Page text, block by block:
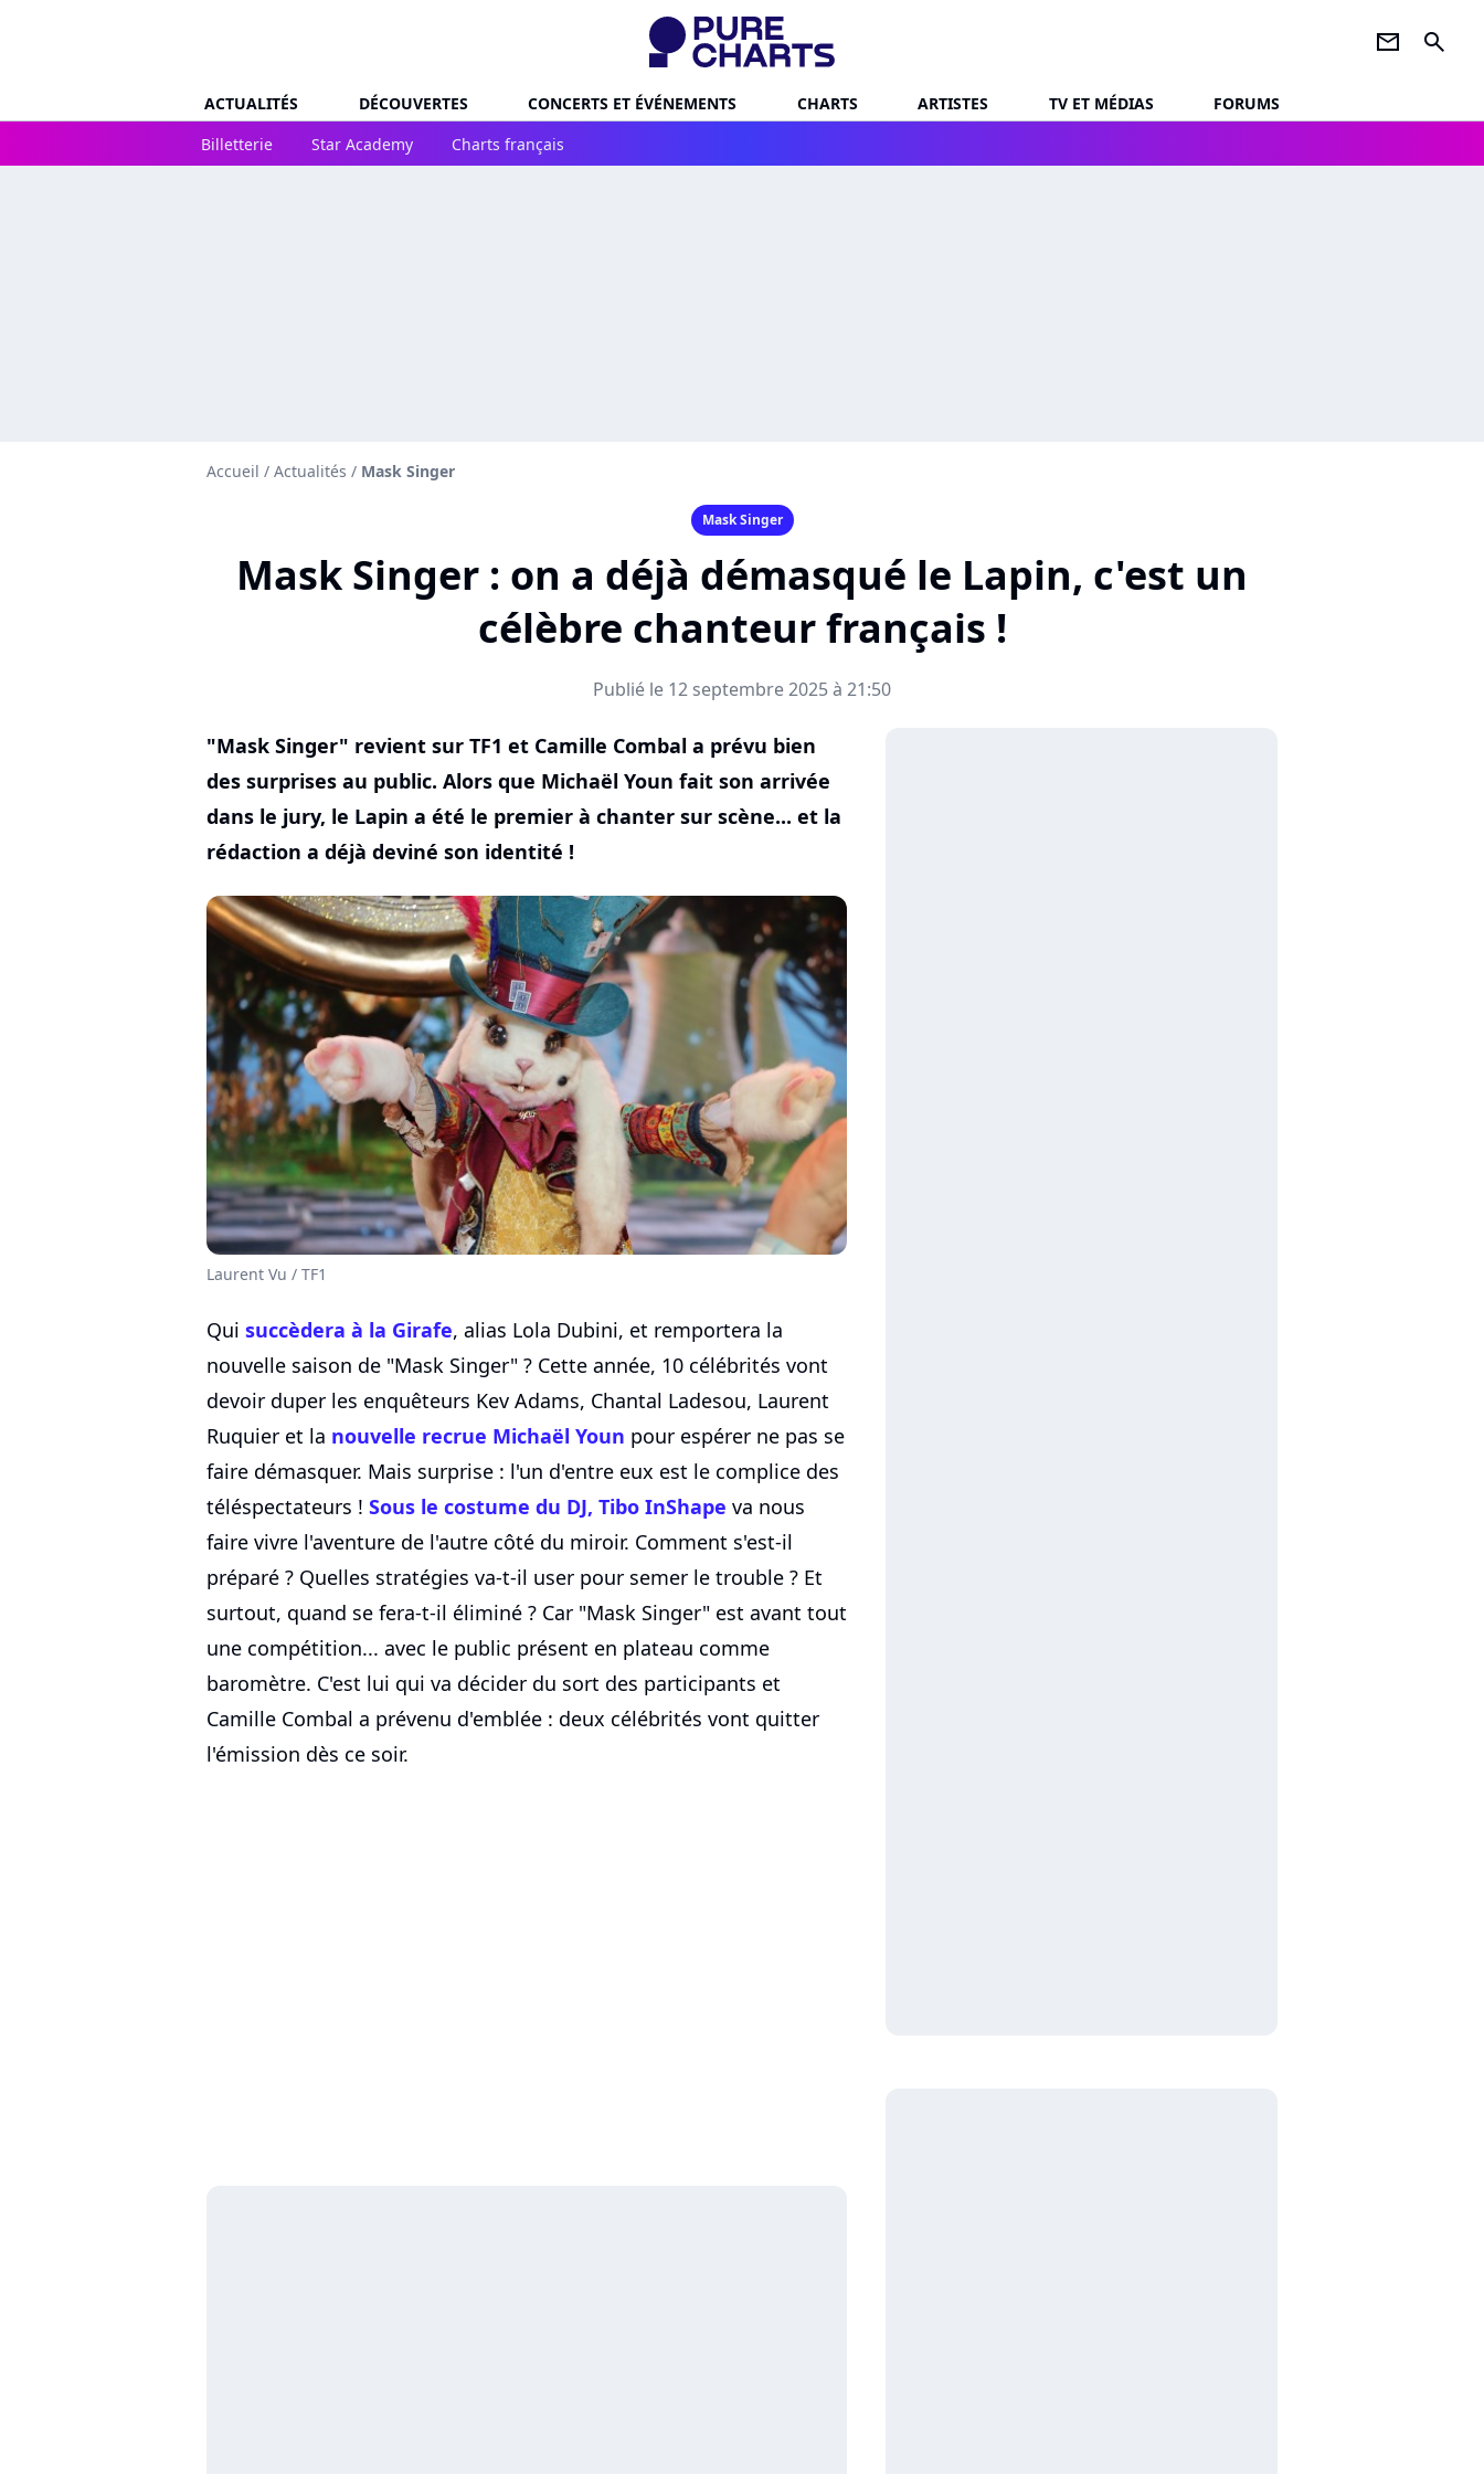
newsletter search
ACTUALITÉS DÉCOUVERTES CONCERTS ET ÉVÉNEMENTS CHARTS ARTISTES TV ET MÉDIAS
FORUMS
Billetterie
Star Academy Charts français
Accueil / Actualités / Mask Singer
Mask Singer
Mask Singer : on a déjà démasqué le Lapin, c'est un
célèbre chanteur français !
Publié le 12 septembre 2025 à 21:50
"Mask Singer" revient sur TF1 et Camille Combal a prévu bien
des surprises au public. Alors que Michaël Youn fait son arrivée
dans le jury, le Lapin a été le premier à chanter sur scène... et la
rédaction a déjà deviné son identité !
Laurent Vu / TF1
Qui succèdera à la Girafe, alias Lola Dubini, et remportera la
nouvelle saison de "Mask Singer" ? Cette année, 10 célébrités vont
devoir duper les enquêteurs Kev Adams, Chantal Ladesou, Laurent
Ruquier et la nouvelle recrue Michaël Youn pour espérer ne pas se
faire démasquer. Mais surprise : l'un d'entre eux est le complice des
téléspectateurs ! Sous le costume du DJ, Tibo InShape va nous
faire vivre l'aventure de l'autre côté du miroir. Comment s'est-il
préparé ? Quelles stratégies va-t-il user pour semer le trouble ? Et
surtout, quand se fera-t-il éliminé ? Car "Mask Singer" est avant tout
une compétition... avec le public présent en plateau comme
baromètre. C'est lui qui va décider du sort des participants et
Camille Combal a prévenu d'emblée : deux célébrités vont quitter
l'émission dès ce soir.